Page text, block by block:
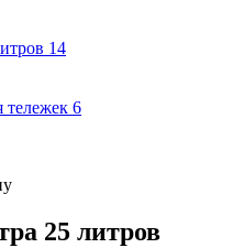
14
тележек 6
25 литров